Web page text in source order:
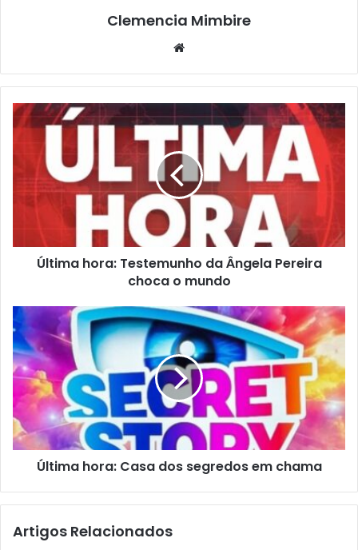
Clemencia Mimbire
Website
Última hora: Testemunho da Ângela Pereira
choca o mundo
Última hora: Casa dos segredos em chama
Artigos Relacionados